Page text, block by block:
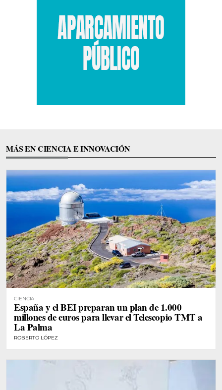
MÁS EN CIENCIA E INNOVACIÓN
CIENCIA
España y el BEI preparan un plan de 1.000
millones de euros para llevar el Telescopio TMT a
La Palma
ROBERTO LÓPEZ